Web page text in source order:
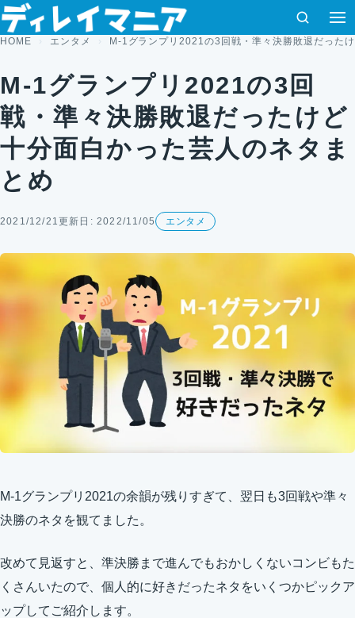
コンテンツへスキップ
検索
HOME エンタメ M-1グランプリ2021の3回戦・準々決勝敗退だった
M-1グランプリ2021の3回
戦・準々決勝敗退だったけど
十分面白かった芸人のネタま
とめ
2021/12/21更新日: 2022/11/05 エンタメ
M-1グランプリ2021の余韻が残りすぎて、翌日も3回戦や準々
決勝のネタを観てました。
改めて見返すと、準決勝まで進んでもおかしくないコンビもた
くさんいたので、個人的に好きだったネタをいくつかピックア
ップしてご紹介します。